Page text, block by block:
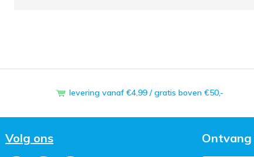
levering vanaf €4,99 / gratis boven €50,-
Volg ons Ontvang